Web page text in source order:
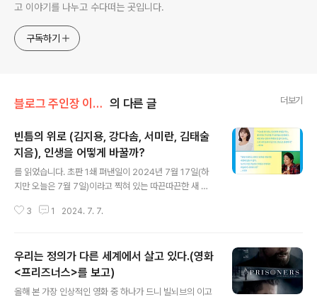
고 이야기를 나누고 수다떠는 곳입니다.
구독하기
블로그 주인장 이야기/책 영화 음악 그리고 의 다른 글 더보기
빈틈의 위로 (김지용, 강다솜, 서미란, 김태술
지음), 인생을 어떻게 바꿀까?
를 읽었습니다. 초판 1쇄 펴낸일이 2024년 7월 17일(하
지만 오늘은 7월 7일)이라고 찍혀 있는 따끈따끈한 새 책
주네요.ㅎㅎ 발간 소식을 듣자마자 인터넷 서점에 달려갔
련이 있어서 쓰신 것이겠지만, 본인과의 미담이 적혀 있다
는데 과연 뭘까 싶은 궁금증이 강하게 생겼구요. (아주 고차
원의 떡밥인 것도 같지만 말입니다.ㅎㅎ) 의 저자는 김지
3 1 2024. 7. 7.
우리는 정의가 다른 세계에서 살고 있다.(영화
<프리즈너스>를 보고)
올해 본 가장 인상적인 영화 중 하나가 드니 빌뇌브의 이고